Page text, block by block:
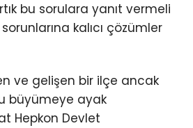
bu sorulara yanıt vermeli
kalıcı çözümler
ve gelişen bir ilçe ancak
büyümeye ayak
Hepkon Devlet